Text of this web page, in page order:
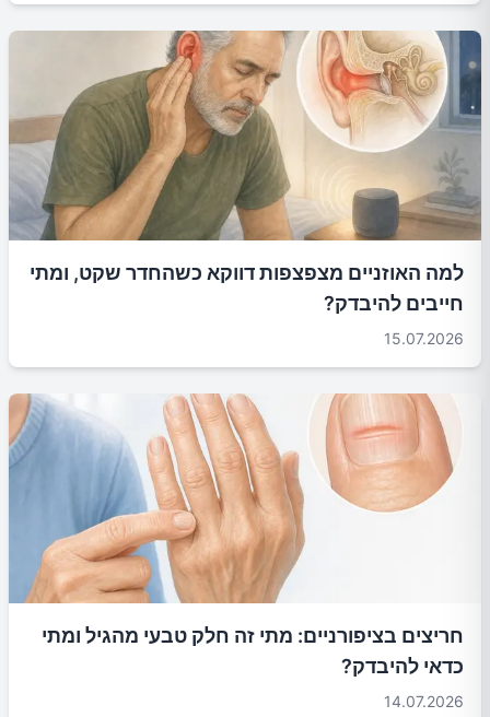
למה האוזניים מצפצפות דווקא כשהחדר שקט, ומתי
חייבים להיבדק?
15.07.2026
חריצים בציפורניים: מתי זה חלק טבעי מהגיל ומתי
כדאי להיבדק?
14.07.2026